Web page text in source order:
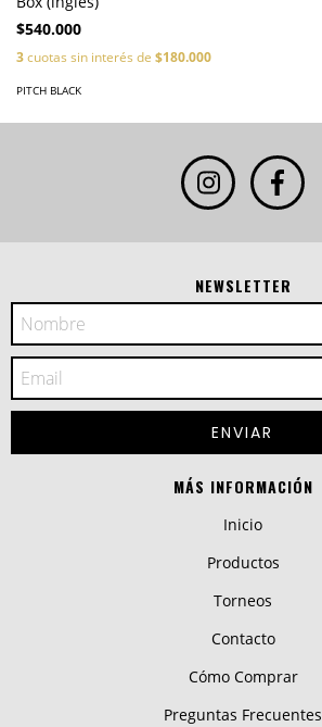
$540.000
3cuotas sin interés de $180.000
PITCH BLACK
NEWSLETTER
MÁS INFORMACIÓN
Inicio
Productos
Torneos
Contacto
Cómo Comprar
Preguntas Frecuentes